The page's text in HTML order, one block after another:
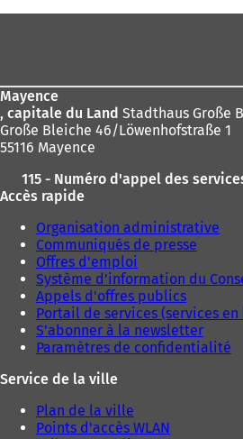
Mayence
, capitale du Land Stadthaus Große
Große Bleiche 46/Löwenhofstraße 1
55116 Mayence
115 - Numéro d'appel des
Accès rapide
Organisation administrative
Communiqués de presse
Offres d'emploi
Système d'information du
Appels d'offres publics
Portail de services (services en
S'abonner à la newsletter
Paramètres de confidentialité
Service de la ville
Plan de la ville
Points d'accès WLAN